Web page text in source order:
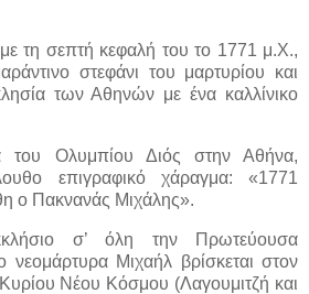
τη σεπτή κεφαλή του το 1771 μ.Χ.,
στεφάνι του μαρτυρίου και
των Αθηνών με ένα καλλίνικο
Ολυμπίου Διός στην Αθήνα,
επιγραφικό χάραγμα: «1771
ο Πακνανάς Μιχάλης».
σ’ όλη την Πρωτεύουσα
νεομάρτυρα Μιχαήλ βρίσκεται στον
Νέου Κόσμου (Λαγουμιτζή και